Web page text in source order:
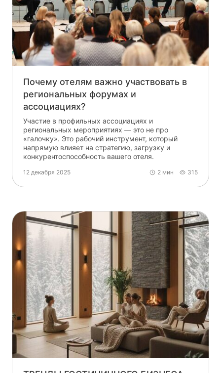
Почему отелям важно участвовать в
региональных форумах и
ассоциациях?
Участие в профильных ассоциациях и
региональных мероприятиях — это не про
«галочку». Это рабочий инструмент, который
напрямую влияет на стратегию, загрузку и
конкурентоспособность вашего отеля.
12 декабря 2025 2 мин 315